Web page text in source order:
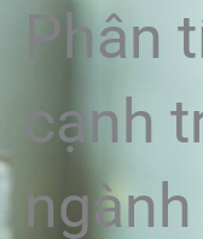
Phân
cạnh